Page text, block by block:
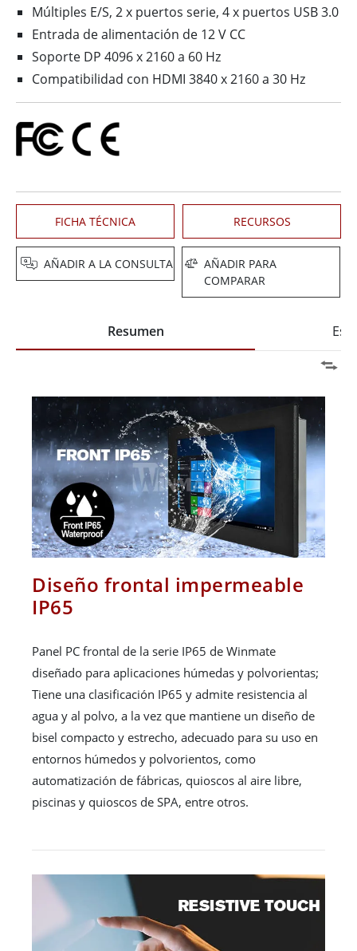
Múltiples E/S, 2 x puertos serie, 4 x puertos USB 3.0
Entrada de alimentación de 12 V CC
Soporte DP 4096 x 2160 a 60 Hz
Compatibilidad con HDMI 3840 x 2160 a 30 Hz
FICHA TÉCNICA RECURSOS
AÑADIR A LA CONSULTA
AÑADIR PARA
COMPARAR
Resumen
Diseño frontal impermeable
IP65
Panel PC frontal de la serie IP65 de Winmate
diseñado para aplicaciones húmedas y polvorientas;
Tiene una clasificación IP65 y admite resistencia al
agua y al polvo, a la vez que mantiene un diseño de
bisel compacto y estrecho, adecuado para su uso en
entornos húmedos y polvorientos, como
automatización de fábricas, quioscos al aire libre,
piscinas y quioscos de SPA, entre otros.